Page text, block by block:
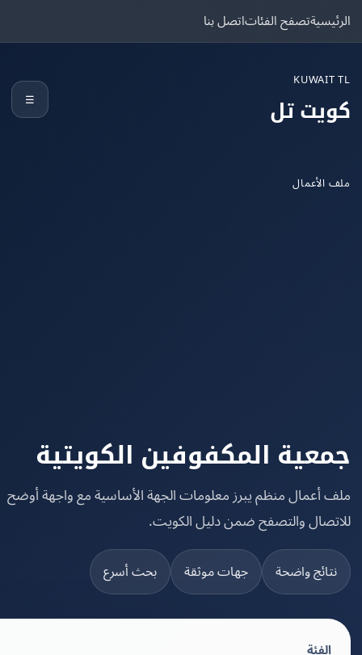
تصفح الفئاتاتصل بنا
تل
المكفوفين الكويتية
منظم يبرز معلومات الجهة الأساسية مع واجهة أوضح
والتصفح ضمن دليل الكويت.
واضحة جهات موثقة بحث أسرع